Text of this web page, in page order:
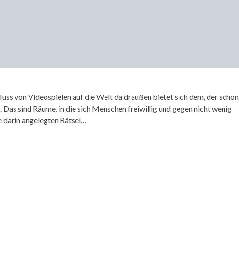
von Videospielen auf die Welt da draußen bietet sich dem, der schon
sind Räume, in die sich Menschen freiwillig und gegen nicht wenig
darin angelegten Rätsel…